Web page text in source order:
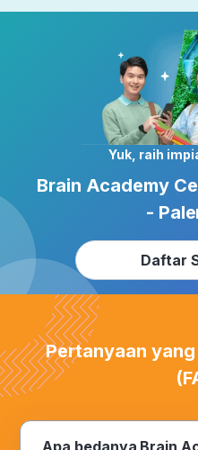
Yuk, raih
Brain Academy
-
Daftar
Pertanyaan